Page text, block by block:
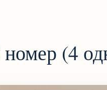
(4